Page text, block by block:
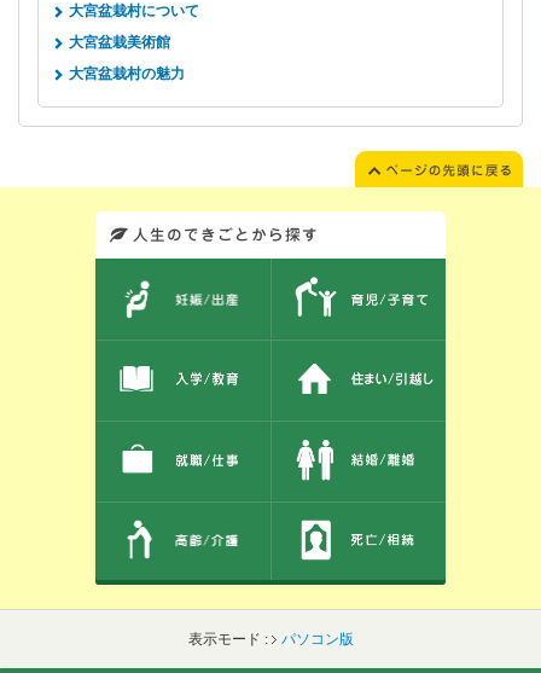
大宮盆栽村について
大宮盆栽美術館
大宮盆栽村の魅力
表示モード : パソコン版